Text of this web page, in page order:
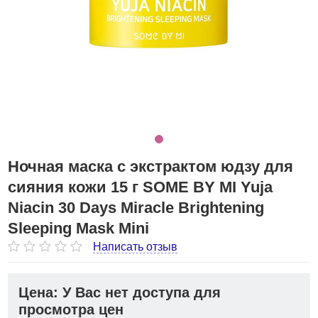
Ночная маска с экстрактом юдзу для
сияния кожи 15 г SOME BY MI Yuja
Niacin 30 Days Miracle Brightening
Sleeping Mask Mini
Написать отзыв
Цена: У Вас нет доступа для
просмотра цен